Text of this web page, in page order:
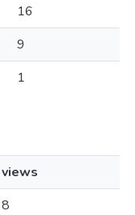
16
9
1
views
8